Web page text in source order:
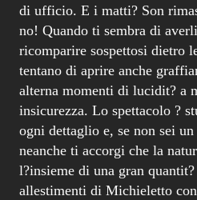
di ufficio. E i matti? Son
no! Quando ti sembra di
ricomparire sospettosi dietro
tentano di aprire anche
alterna momenti di lucidit? a
insicurezza. Lo spettacolo ?
ogni dettaglio e, se non sei un
neanche ti accorgi che la
l?insieme di una gran
allestimenti di Michieletto